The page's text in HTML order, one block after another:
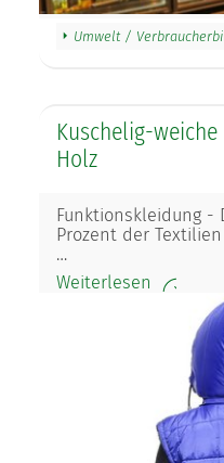
Umwelt /
Kuschelig-weiche
Holz
Funktionskleidung -
Prozent der
…
Weiterlesen